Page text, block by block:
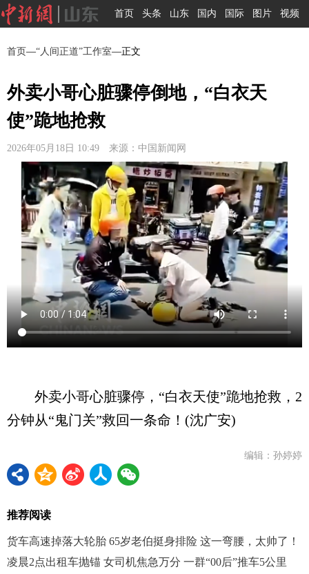
首页 头条 山东 国内 国际 图片 视频
首页—“人间正道”工作室—正文
外卖小哥心脏骤停倒地，“白衣天
使”跪地抢救
2026年05月18日 10:49 来源：中国新闻网
外卖小哥心脏骤停，“白衣天使”跪地抢救，2
分钟从“鬼门关”救回一条命！(沈广安)
编辑：孙婷婷
推荐阅读
货车高速掉落大轮胎 65岁老伯挺身排险 这一弯腰，太帅了！
凌晨2点出租车抛锚 女司机焦急万分 一群“00后”推车5公里